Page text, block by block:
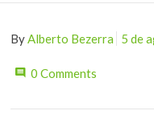
ByAlberto Bezerra 5 de
0 Comments